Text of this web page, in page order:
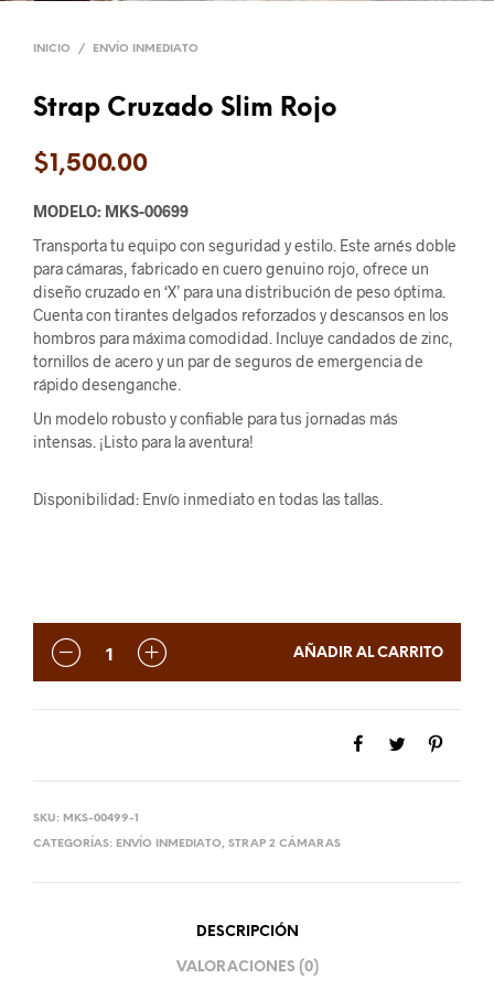
INICIO / ENVÍO INMEDIATO
Strap Cruzado Slim Rojo
$1,500.00
MODELO: MKS-00699
Transporta tu equipo con seguridad y estilo. Este arnés doble
para cámaras, fabricado en cuero genuino rojo, ofrece un
diseño cruzado en ‘X’ para una distribución de peso óptima.
Cuenta con tirantes delgados reforzados y descansos en los
hombros para máxima comodidad. Incluye candados de zinc,
tornillos de acero y un par de seguros de emergencia de
rápido desenganche.
Un modelo robusto y confiable para tus jornadas más
intensas. ¡Listo para la aventura!
Disponibilidad: Envío inmediato en todas las tallas.
AÑADIR AL CARRITO
SKU: MKS-00499-1
CATEGORÍAS: ENVÍO INMEDIATO, STRAP 2 CÁMARAS
DESCRIPCIÓN
VALORACIONES (0)